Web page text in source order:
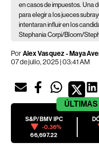
en casos de impuestos. Una
para elegir a los jueces
intentaran influir en los
Stephania Corpi/Bloom/
PorAlex Vasquez - Maya
07 de julio, 2025 | 03:41 AM
ÚLTIMAS
S&P/BMV IPC
-0.36%
66,697.22